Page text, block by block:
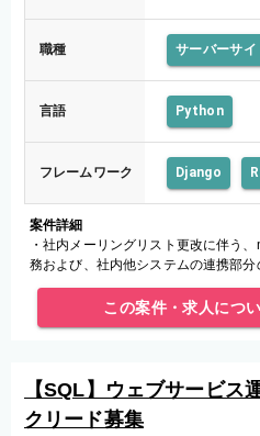
職種 サーバーサ
言語 Python
フレームワーク Django
案件詳細
・社内メーリングリスト更改に伴う
務および、社内他システムの連携部
いただきます。
この案件・求人につ
【SQL】ウェブサービス
クリード募集